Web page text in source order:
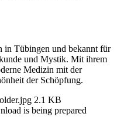
in Tübingen und bekannt für
und Mystik. Mit ihrem
Medizin mit der
der Schöpfung.
2.1 KB
is being prepared